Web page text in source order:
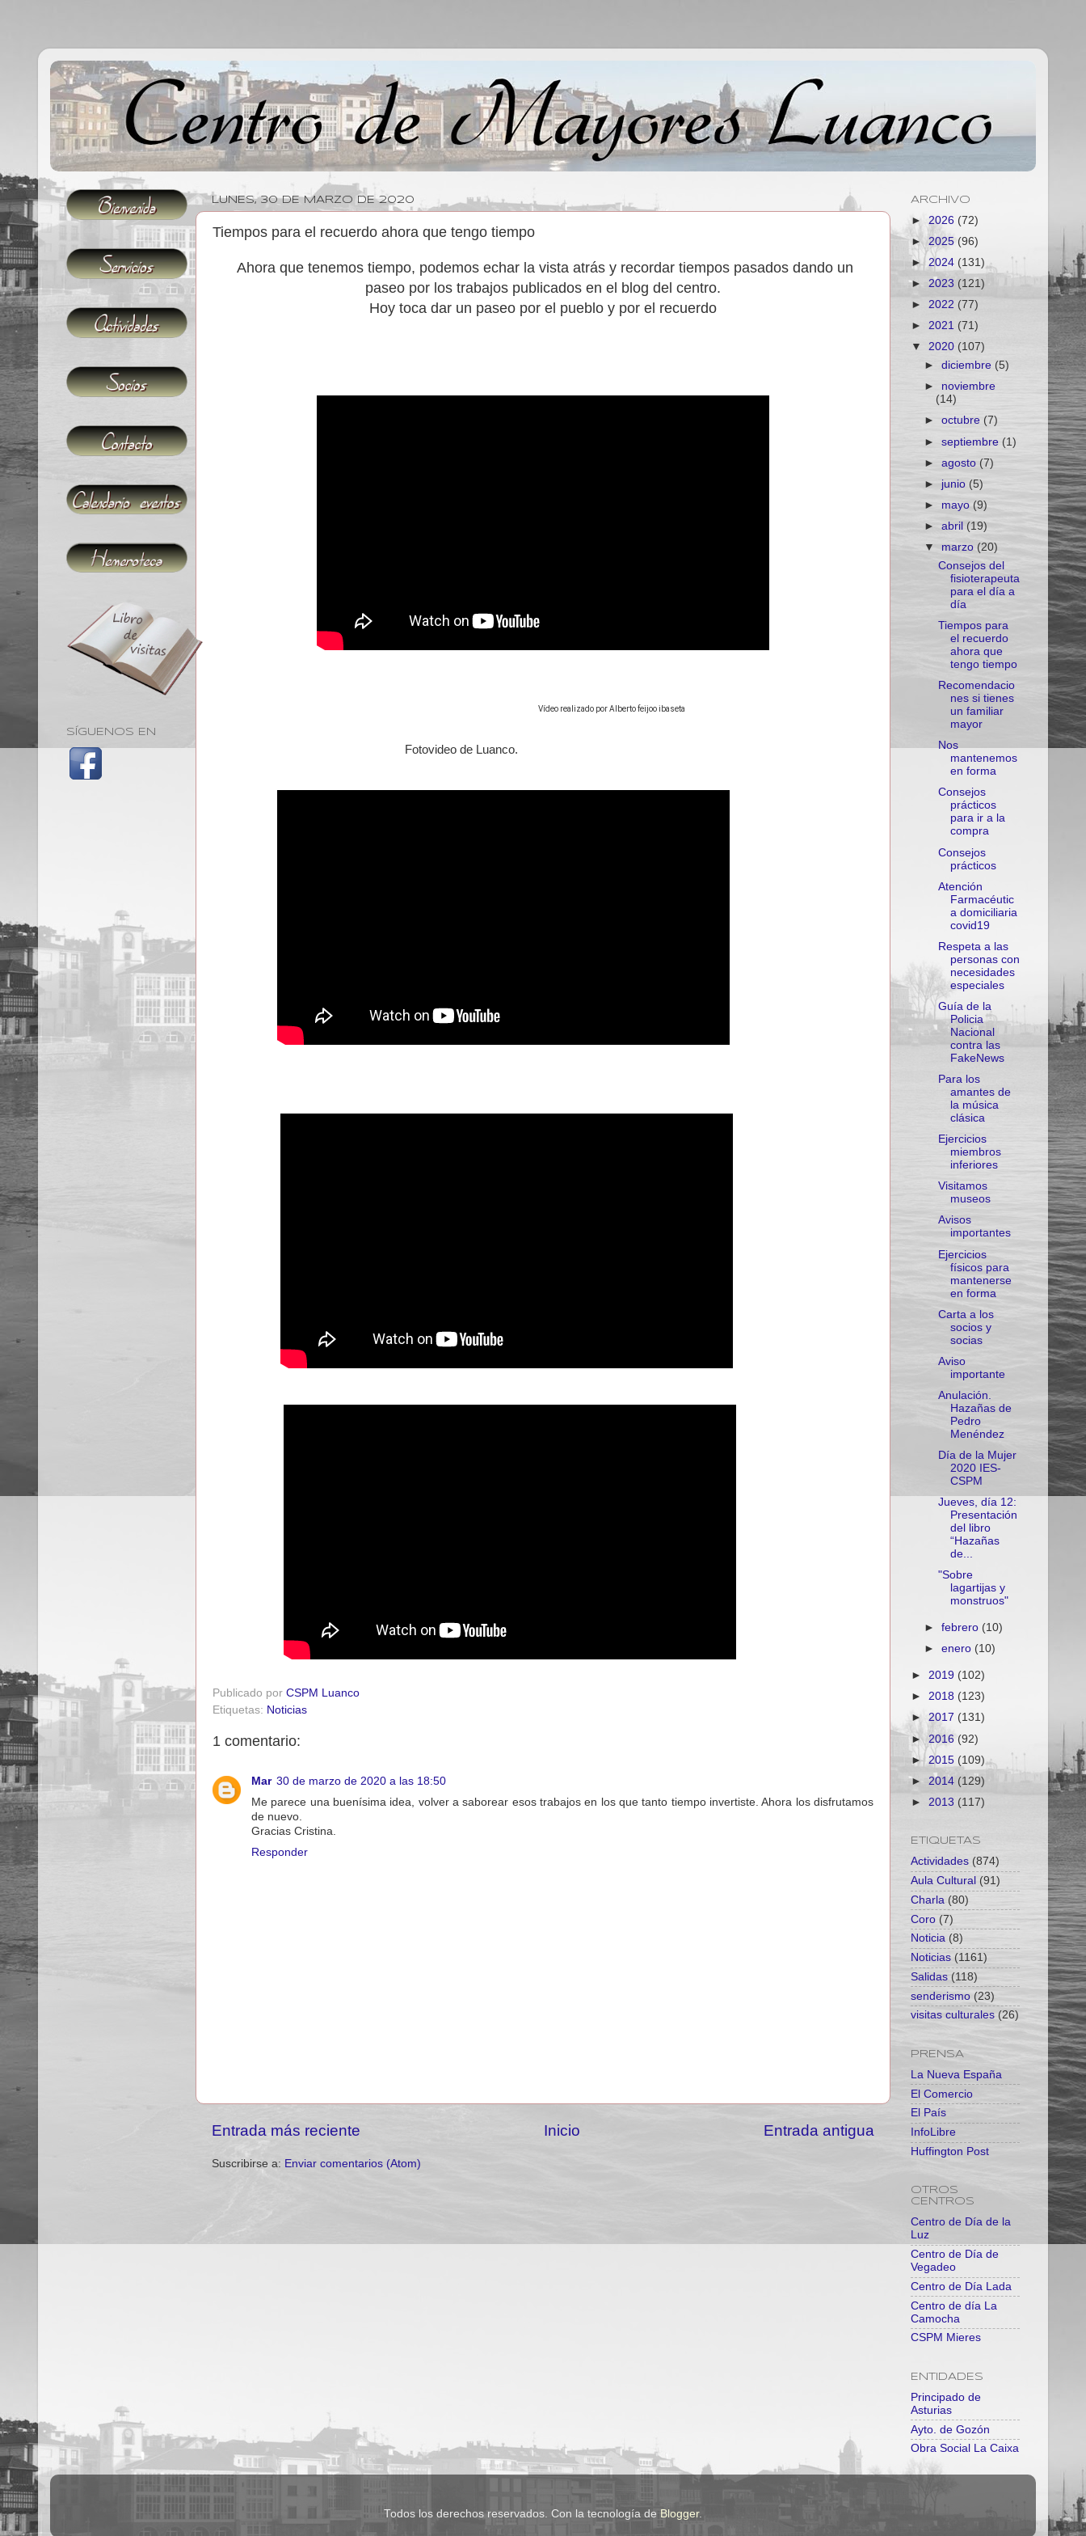
LUNES, 30 DE MARZO DE 2020
Tiempos para el recuerdo ahora que tengo tiempo
Ahora que tenemos tiempo, podemos echar la vista atrás y recordar tiempos pasados dando un
paseo por los trabajos publicados en el blog del centro.
Hoy toca dar un paseo por el pueblo y por el recuerdo
Vídeo realizado porAlberto feijoo ibaseta
Fotovideo de Luanco.
Publicado por CSPM Luanco
Etiquetas: Noticias
1 comentario:
Mar 30 de marzo de 2020 a las 18:50
Me parece una buenísima idea, volver a saborear esos trabajos en los que tanto tiempo invertiste. Ahora los disfrutamos
de nuevo.
Gracias Cristina.
Responder
Entrada más reciente Entrada antigua
Inicio
Suscribirse a: Enviar comentarios (Atom)
SÍGUENOS EN
ARCHIVO
► 2026 (72)
► 2025 (96)
► 2024 (131)
► 2023 (121)
► 2022 (77)
► 2021 (71)
▼ 2020 (107)
►diciembre (5)
► noviembre
(14)
►octubre (7)
►septiembre(1)
►agosto(7)
►junio (5)
► mayo (9)
►abril (19)
▼ marzo(20)
Consejos del
fisioterapeuta
para el día a
día
Tiempos para
el recuerdo
ahora que
tengo tiempo
Recomendacio
nes si tienes
un familiar
mayor
Nos
mantenemos
en forma
Consejos
prácticos
para ir a la
compra
Consejos
prácticos
Atención
Farmacéutic
a domiciliaria
covid19
Respeta a las
personas con
necesidades
especiales
Guía de la
Policia
Nacional
contra las
FakeNews
Para los
amantes de
la música
clásica
Ejercicios
miembros
inferiores
Visitamos
museos
Avisos
importantes
Ejercicios
físicos para
mantenerse
en forma
Carta a los
socios y
socias
Aviso
importante
Anulación.
Hazañas de
Pedro
Menéndez
Día de la Mujer
2020 IES-
CSPM
Jueves, día 12:
Presentación
del libro
“Hazañas
de...
"Sobre
lagartijas y
monstruos"
►febrero (10)
►enero (10)
► 2019 (102)
► 2018 (123)
► 2017 (131)
► 2016 (92)
► 2015 (109)
► 2014 (129)
► 2013 (117)
ETIQUETAS
Actividades (874)
Aula Cultural (91)
Charla (80)
Coro (7)
Noticia (8)
Noticias (1161)
Salidas (118)
senderismo (23)
visitas culturales (26)
PRENSA
La Nueva España
El Comercio
El País
InfoLibre
Huffington Post
OTROS
CENTROS
Centro de Día de la
Luz
Centro de Día de
Vegadeo
Centro de Día Lada
Centro de día La
Camocha
CSPM Mieres
ENTIDADES
Principado de
Asturias
Ayto. de Gozón
Obra Social La Caixa
Todos los derechos reservados. Con la tecnología de Blogger.